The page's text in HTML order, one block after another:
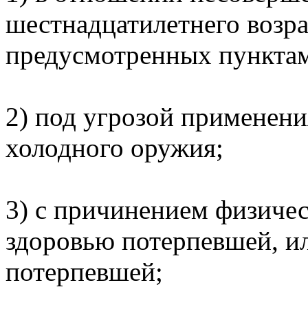
шестнадцатилетнего
предусмотренных
2) под угрозой
холодного оружия;
3) с причинением
здоровью потерпевшей,
потерпевшей;